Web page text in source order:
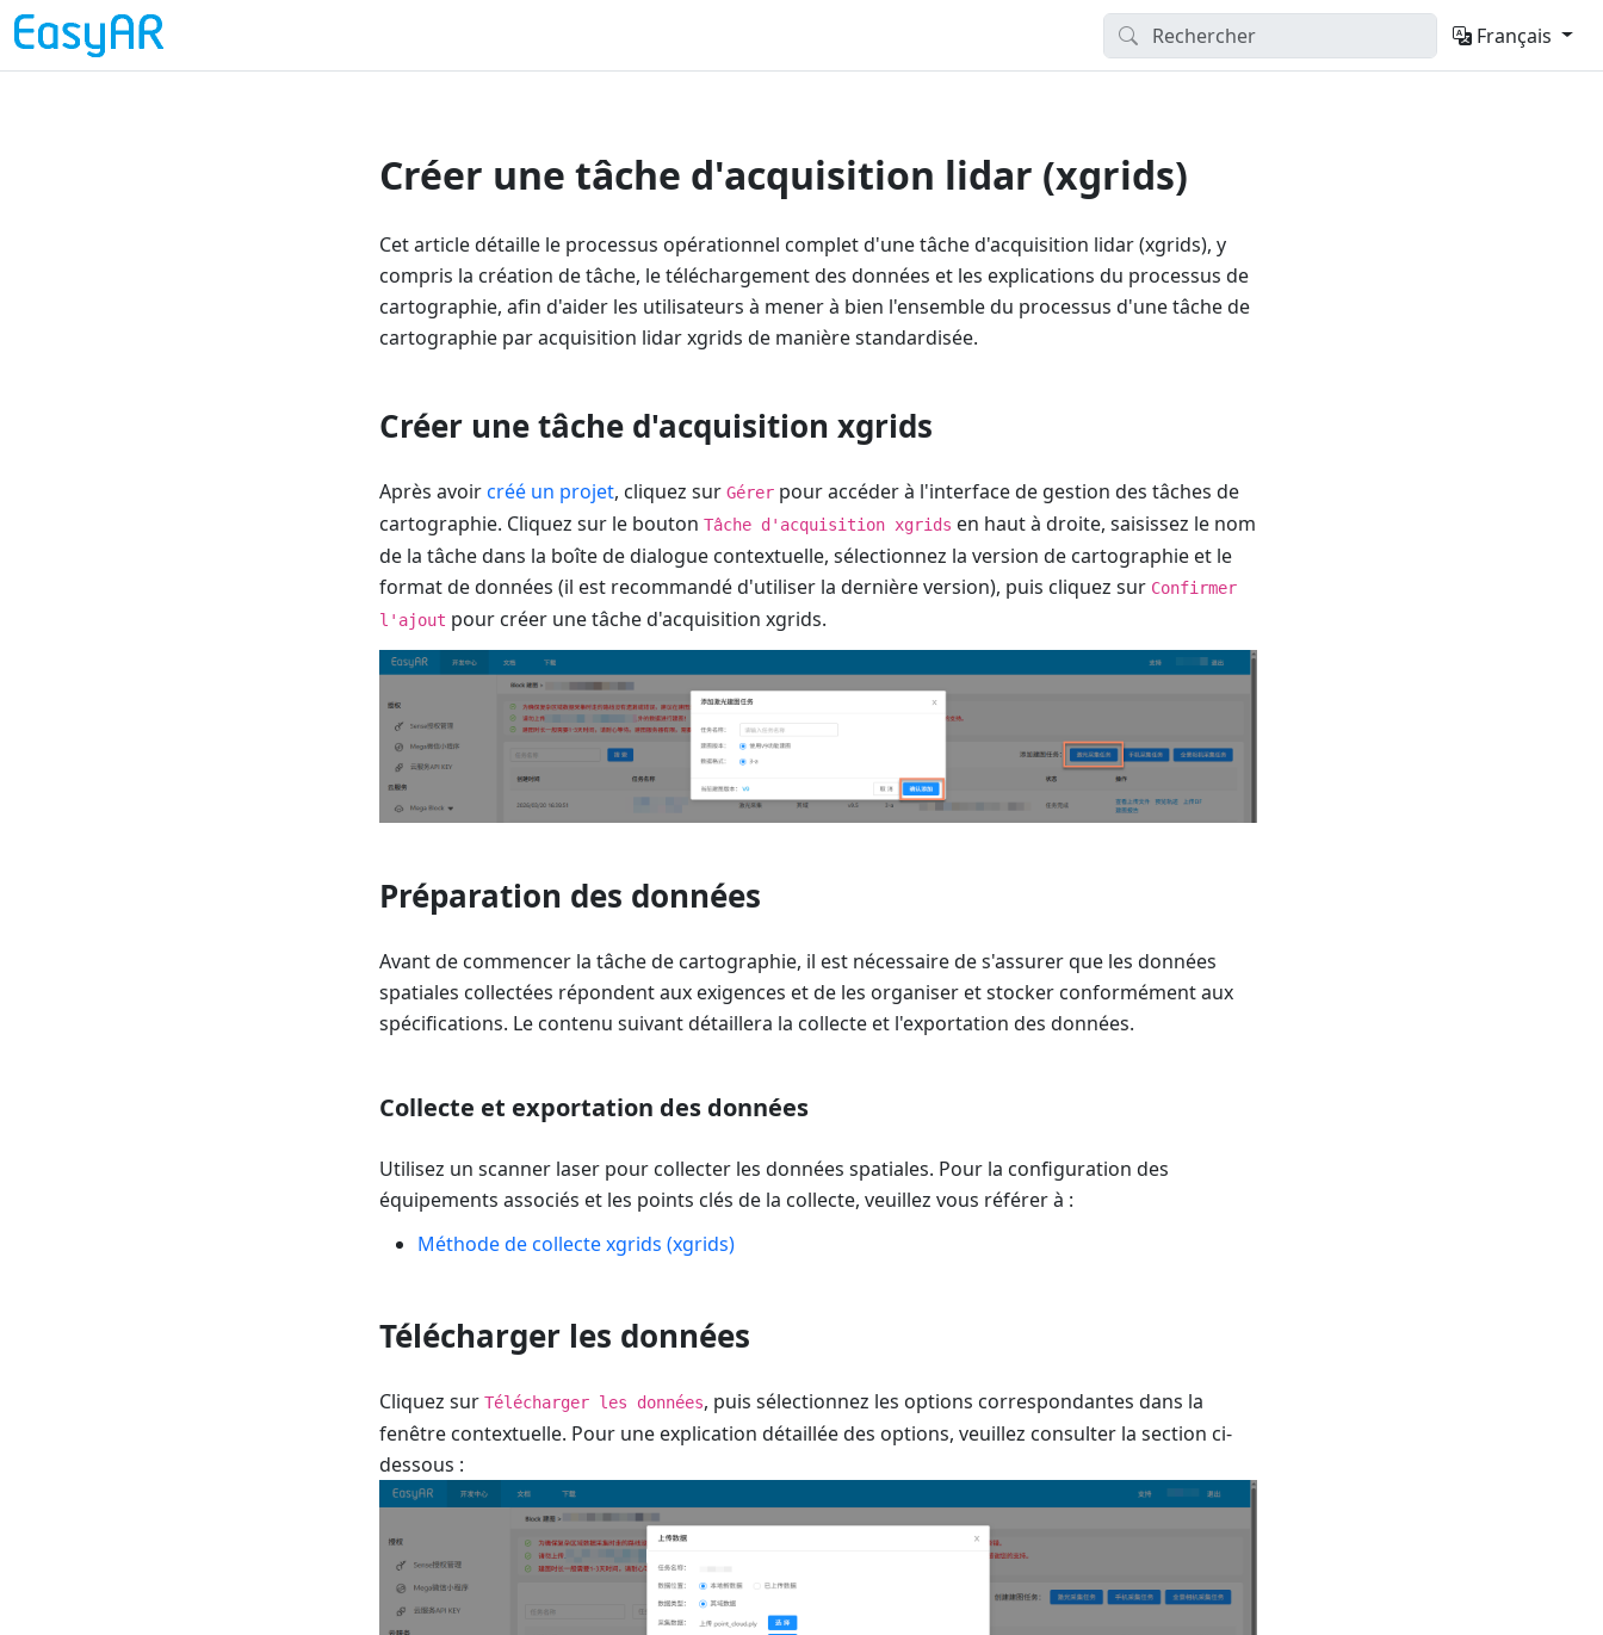
Français
Créer une tâche d'acquisition lidar (xgrids)
Cet article détaille le processus opérationnel complet d'une tâche d'acquisition lidar (xgrids), y
compris la création de tâche, le téléchargement des données et les explications du processus de
cartographie, afin d'aider les utilisateurs à mener à bien l'ensemble du processus d'une tâche de
cartographie par acquisition lidar xgrids de manière standardisée.
Créer une tâche d'acquisition xgrids
Après avoircréé un projet, cliquez sur Gérerpour accéder à l'interface de gestion des tâches de
cartographie. Cliquez sur le bouton Tâche d'acquisition xgrids en haut à droite, saisissez le nom
de la tâche dans la boîte de dialogue contextuelle, sélectionnez la version de cartographie et le
format de données (il est recommandé d'utiliser la dernière version), puis cliquez sur Confirmer
l'ajout pour créer une tâche d'acquisition xgrids.
Préparation des données
Avant de commencer la tâche de cartographie, il est nécessaire de s'assurer que les données
spatiales collectées répondent aux exigences et de les organiser et stocker conformément aux
spécifications. Le contenu suivant détaillera la collecte et l'exportation des données.
Collecte et exportation des données
Utilisez un scanner laser pour collecter les données spatiales. Pour la configuration des
équipements associés et les points clés de la collecte, veuillez vous référer à :
Méthode de collecte xgrids (xgrids)
Télécharger les données
Cliquez sur Télécharger les données, puis sélectionnez les options correspondantes dans la
fenêtre contextuelle. Pour une explication détaillée des options, veuillez consulter la section ci-
dessous :